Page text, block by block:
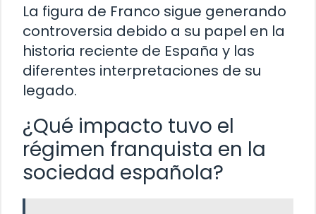
La figura de Franco sigue generando
controversia debido a su papel en la
historia reciente de España y las
diferentes interpretaciones de su
legado.
¿Qué impacto tuvo el
régimen franquista en la
sociedad española?